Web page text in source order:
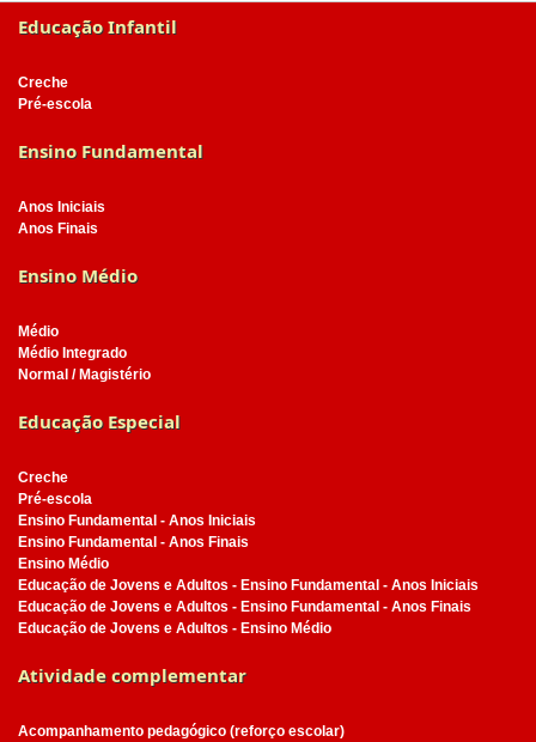
Educação Infantil
Creche
Pré-escola
Ensino Fundamental
Anos Iniciais
Anos Finais
Ensino Médio
Médio
Médio Integrado
Normal / Magistério
Educação Especial
Creche
Pré-escola
Ensino Fundamental - Anos Iniciais
Ensino Fundamental - Anos Finais
Ensino Médio
Educação de Jovens e Adultos - Ensino Fundamental - Anos Iniciais
Educação de Jovens e Adultos - Ensino Fundamental - Anos Finais
Educação de Jovens e Adultos - Ensino Médio
Atividade complementar
Acompanhamento pedagógico (reforço escolar)